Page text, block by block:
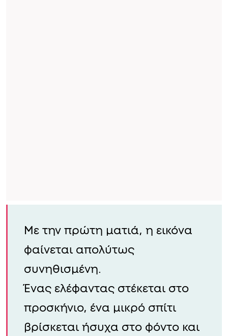
Με την πρώτη ματιά, η εικόνα
φαίνεται απολύτως
συνηθισμένη.
Ένας ελέφαντας στέκεται στο
προσκήνιο, ένα μικρό σπίτι
βρίσκεται ήσυχα στο φόντο και